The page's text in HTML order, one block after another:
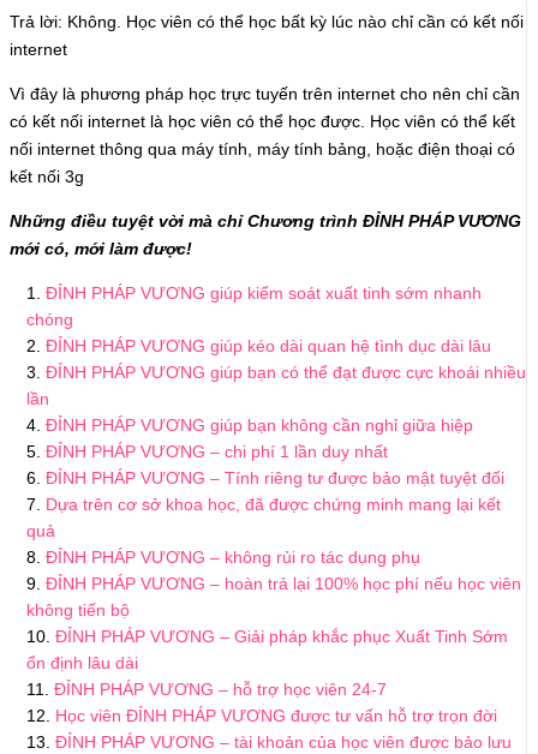
Trả lời: Không. Học viên có thể học bất kỳ lúc nào chỉ cần có kết nối
internet
Vì đây là phương pháp học trực tuyến trên internet cho nên chỉ cần
có kết nối internet là học viên có thể học được. Học viên có thể kết
nối internet thông qua máy tính, máy tính bảng, hoặc điện thoại có
kết nối 3g
Những điều tuyệt vời mà chỉ Chương trình ĐỈNH PHÁP VƯƠNG
mới có, mới làm được!
ĐỈNH PHÁP VƯƠNG giúp kiểm soát xuất tinh sớm nhanh
chóng
ĐỈNH PHÁP VƯƠNG giúp kéo dài quan hệ tình dục dài lâu
ĐỈNH PHÁP VƯƠNG giúp bạn có thể đạt được cực khoái nhiều
lần
ĐỈNH PHÁP VƯƠNG giúp bạn không cần nghỉ giữa hiệp
ĐỈNH PHÁP VƯƠNG – chi phí 1 lần duy nhất
ĐỈNH PHÁP VƯƠNG – Tính riêng tư được bảo mật tuyệt đối
Dựa trên cơ sở khoa học, đã được chứng minh mang lại kết
quả
ĐỈNH PHÁP VƯƠNG – không rủi ro tác dụng phụ
ĐỈNH PHÁP VƯƠNG – hoàn trả lại 100% học phí nếu học viên
không tiến bộ
ĐỈNH PHÁP VƯƠNG – Giải pháp khắc phục Xuất Tinh Sớm
ổn định lâu dài
ĐỈNH PHÁP VƯƠNG – hỗ trợ học viên 24-7
Học viên ĐỈNH PHÁP VƯƠNG được tư vấn hỗ trợ trọn đời
ĐỈNH PHÁP VƯƠNG – tài khoản của học viên được bảo lưu